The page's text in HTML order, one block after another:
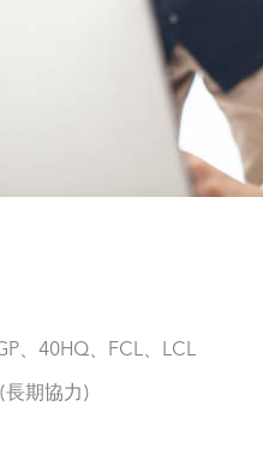
、40HQ、FCL、LCL
長期協力)